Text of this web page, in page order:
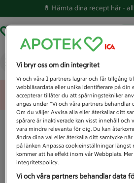
💊 Hämta dina recept här -
Vad letar du efter idag?
Unknown
Vi bryr oss om din integritet
Vi och våra1 partners lagrar och får tillgång
webbläsardata eller unika identifierare på din
accepterar tillåter du att spårningstekniker
anges under ”Vi och våra partners behandlar
Om du väljer Avvisa alla eller återkallar ditt
spårare är inaktiverade kan visst innehåll och
vara mindre relevanta för dig. Du kan
ändra dina val eller återkalla ditt samtycke
på länken Anpassa cookieinställningar längst
kommer att ha effekt inom vår Webbplats.
integritetspolicy.
Vi och våra partners behandlar data